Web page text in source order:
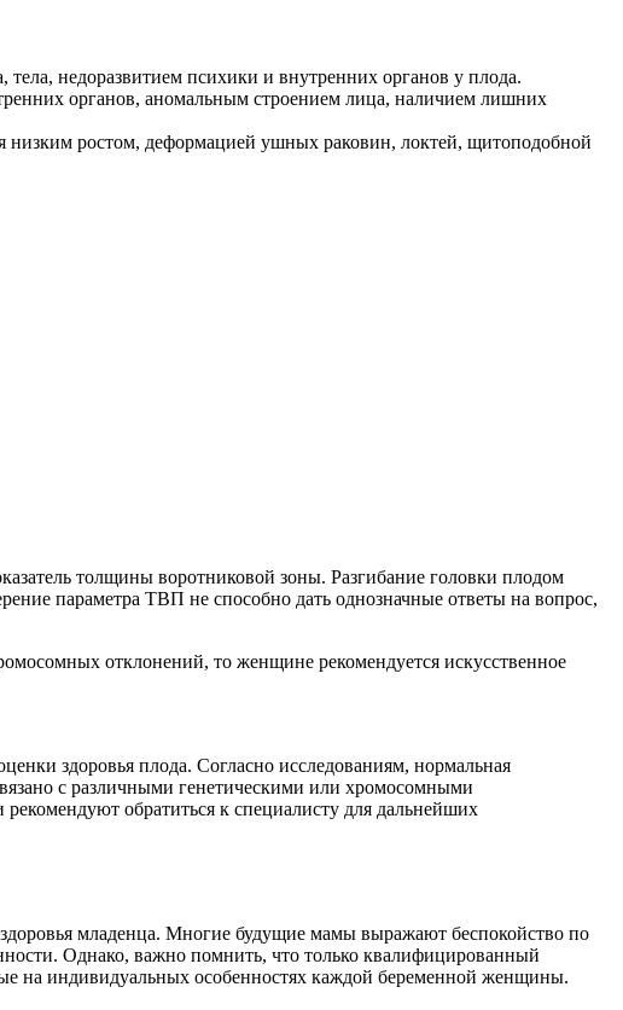
недоразвитием психики и внутренних органов у плода.
органов, аномальным строением лица, наличием лишних
низким ростом, деформацией ушных раковин, локтей, щитоподобной
толщины воротниковой зоны. Разгибание головки плодом
параметра ТВП не способно дать однозначные ответы на вопрос,
отклонений, то женщине рекомендуется искусственное
здоровья плода. Согласно исследованиям, нормальная
с различными генетическими или хромосомными
обратиться к специалисту для дальнейших
младенца. Многие будущие мамы выражают беспокойство по
Однако, важно помнить, что только квалифицированный
на индивидуальных особенностях каждой беременной женщины.